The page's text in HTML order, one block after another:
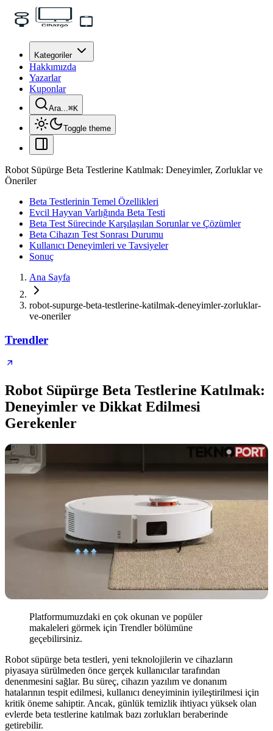
Kategoriler
Hakkımızda
Yazarlar
Kuponlar
Ara...⌘K
Toggle theme
Robot Süpürge Beta Testlerine Katılmak: Deneyimler, Zorluklar ve
Öneriler
Beta Testlerinin Temel Özellikleri
Evcil Hayvan Varlığında Beta Testi
Beta Test Sürecinde Karşılaşılan Sorunlar ve Çözümler
Beta Cihazın Test Sonrası Durumu
Kullanıcı Deneyimleri ve Tavsiyeler
Sonuç
Ana Sayfa
robot-supurge-beta-testlerine-katilmak-deneyimler-zorluklar-
ve-oneriler
Trendler
Robot Süpürge Beta Testlerine Katılmak:
Deneyimler ve Dikkat Edilmesi
Gerekenler
Platformumuzdaki en çok okunan ve popüler
makaleleri görmek için Trendler bölümüne
geçebilirsiniz.
Robot süpürge beta testleri, yeni teknolojilerin ve cihazların
piyasaya sürülmeden önce gerçek kullanıcılar tarafından
denenmesini sağlar. Bu süreç, cihazın yazılım ve donanım
hatalarının tespit edilmesi, kullanıcı deneyiminin iyileştirilmesi için
kritik öneme sahiptir. Ancak, günlük temizlik ihtiyacı yüksek olan
evlerde beta testlerine katılmak bazı zorlukları beraberinde
getirebilir.